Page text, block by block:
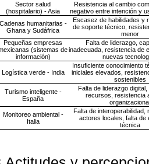
Sector salud
(hospitalario) - Asia
Resistencia al cambio
negativo entre intención y
Cadenas humanitarias -
Ghana y Sudáfrica
Escasez de habilidades y
de soporte técnico,
menor
Pequeñas empresas
(sistemas de
información)
Falta de liderazgo,
inadecuada, resistencia de
nuevas
Logística verde - India
Insuficiente conocimiento
iniciales elevados,
sostenibles
Turismo inteligente -
España
Falta de liderazgo
recursos, resistencia
Monitoreo ambiental -
Italia
Falta de interoperabilidad,
actores locales, falta de
técnica